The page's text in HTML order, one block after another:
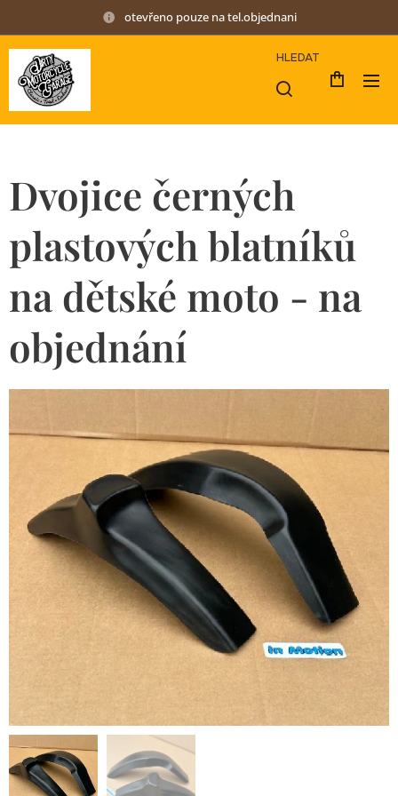
otevřeno pouze na tel.objednani
HLEDAT
Dvojice černých
plastových blatníků
na dětské moto - na
objednání